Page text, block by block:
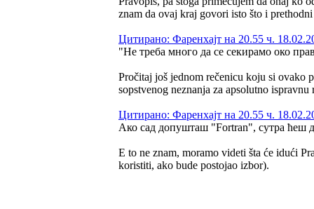
znam da ovaj kraj govori isto što i prethodni
Цитирано: Фаренхајт на 20.55 ч.
"Не треба много да се секирамо око
Pročitaj još jednom rečenicu koju si ovako
sopstvenog neznanja za apsolutno ispravnu
Цитирано: Фаренхајт на 20.55 ч.
Ако сад допушташ "Fortran", сутра ћеш
E to ne znam, moramo videti šta će idući
koristiti, ako bude postojao izbor).